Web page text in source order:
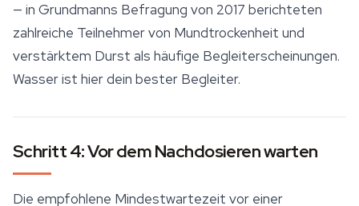
— in Grundmanns Befragung von 2017 berichteten
zahlreiche Teilnehmer von Mundtrockenheit und
verstärktem Durst als häufige Begleiterscheinungen.
Wasser ist hier dein bester Begleiter.
Schritt 4: Vor dem Nachdosieren warten
Die empfohlene Mindestwartezeit vor einer